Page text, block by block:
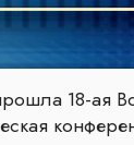
18-ая